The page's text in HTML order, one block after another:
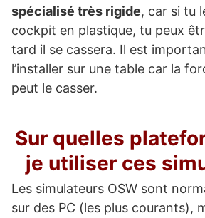
spécialisé très rigide, car si tu
cockpit en plastique, tu peux
tard il se cassera. Il est
l’installer sur une table car la
peut le casser.
Sur quelles
je utiliser ces
Les simulateurs OSW sont
sur des PC (les plus courants),